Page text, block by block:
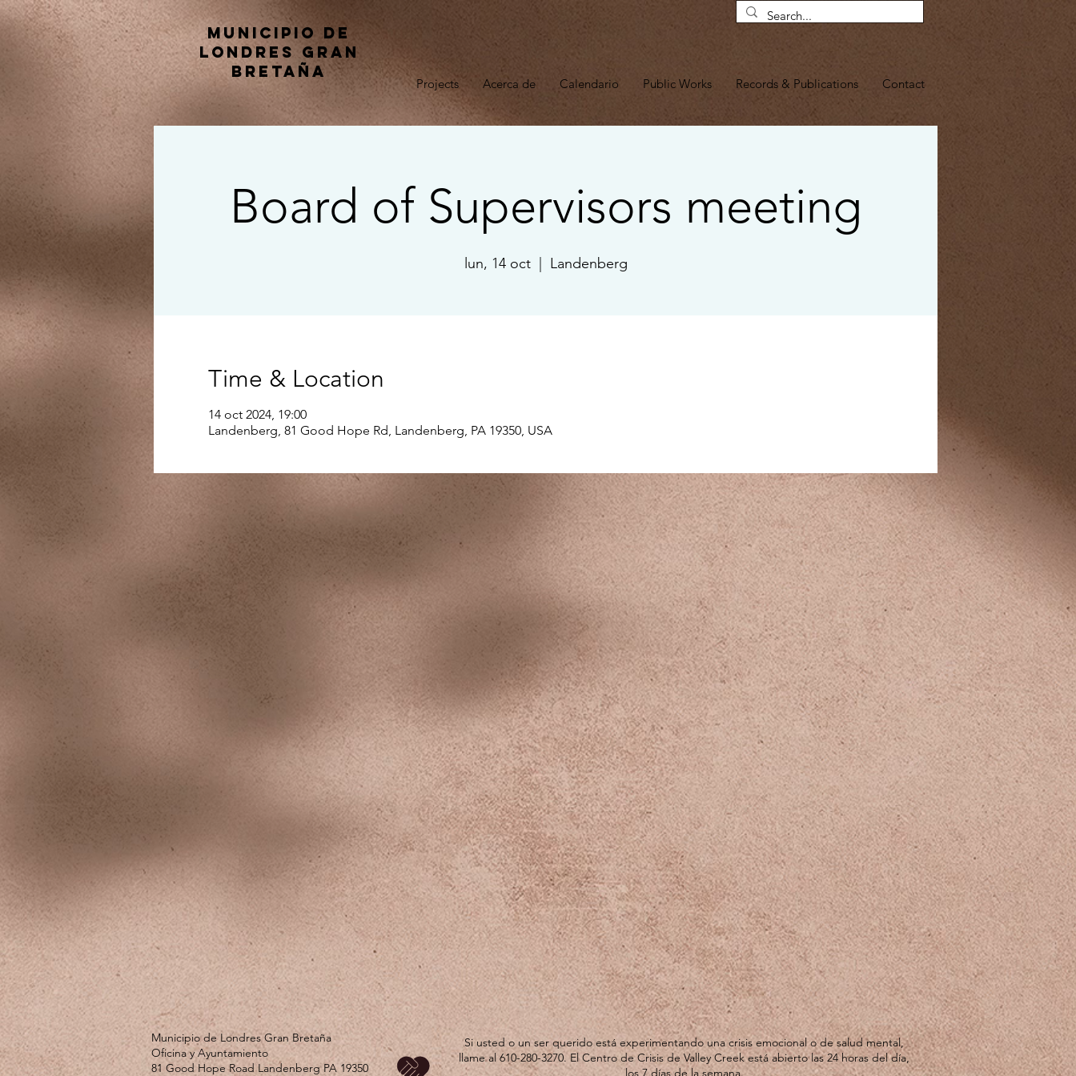
Municipio de
Londres Gran
Bretaña
Projects Acerca de Calendario Public Works Records & Publications Contact
Board of Supervisors meeting
lun, 14 oct
  |
Landenberg
Time & Location
14 oct 2024, 19:00
Landenberg, 81 Good Hope Rd, Landenberg, PA 19350, USA
Municipio de Londres Gran Bretaña
Oficina y Ayuntamiento
81 Good Hope Road Landenberg PA 19350
Si usted o un ser querido está experimentando una crisis emocional o de salud mental,
llame al 610-280-3270. El Centro de Crisis de Valley Creek está abierto las 24 horas del día,
los 7 días de la semana.